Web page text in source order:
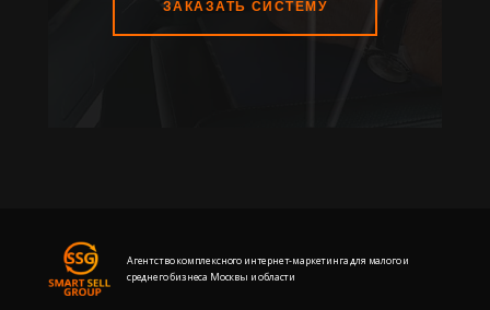
ЗАКАЗАТЬ СИСТЕМУ
Агентство комплексного интернет-маркетинга для малого и
среднего бизнеса Москвы и области